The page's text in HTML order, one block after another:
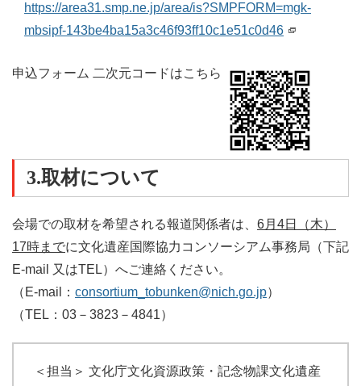
https://area31.smp.ne.jp/area/is?SMPFORM=mgk-
mbsipf-143be4ba15a3c46f93ff10c1e51c0d46
申込フォーム 二次元コードはこちら
3.取材について
会場での取材を希望される報道関係者は、 6月4日
（木）
17時までに文化遺産国際協力コンソーシアム事務局（下記
E-mail 又はTEL）へご連絡ください。
（E-mail： consortium_tobunken@nich.go.jp）
（TEL：03－3823－4841）
＜担当＞ 文化庁文化資源政策・記念物課文化遺産